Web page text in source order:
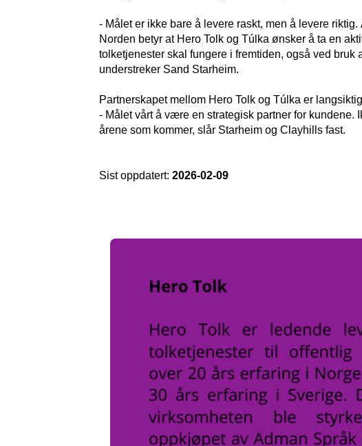
- Målet er ikke bare å levere raskt, men å levere
Norden betyr at Hero Tolk og Túlka ønsker å ta en
tolketjenester skal fungere i fremtiden, også ved bruk
understreker Sand Starheim.
Partnerskapet mellom Hero Tolk og Túlka er
- Målet vårt å være en strategisk partner for kundene.
årene som kommer, slår Starheim og Clayhills fast.
Sist oppdatert: 2026-02-09